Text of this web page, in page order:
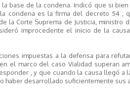
base de la condena. Indicó que si
condena es la firma del decreto 54 ,
la Corte Suprema de Justicia, ministro
improcedente el inicio de la
impuestas a la defensa para
el marco del caso Vialidad superan
, y que cuando la causa llegó a
haber desarrollado suficientemente sus